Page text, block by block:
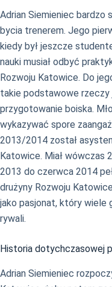
Adrian Siemieniec bardzo
bycia trenerem. Jego
kiedy był jeszcze
nauki musiał odbyć
Rozwoju Katowice. Do
takie podstawowe rzeczy
przygotowanie boiska.
wykazywać spore
2013/2014 został
Katowice. Miał wówczas
2013 do czerwca 2014
drużyny Rozwoju
jako pasjonat, który wiele
rywali.
Historia dotychczasowej
Adrian Siemieniec